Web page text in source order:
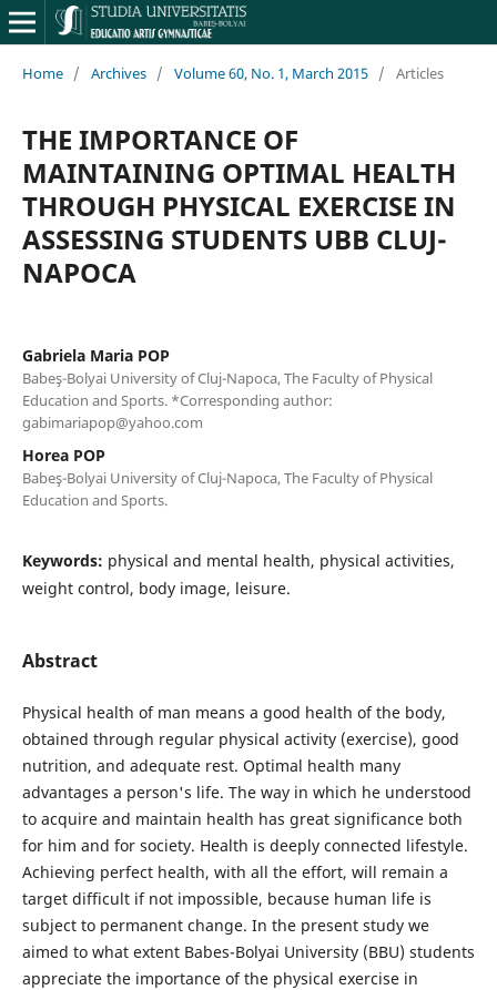
Home / Archives / Volume 60, No. 1, March 2015 / Articles
THE IMPORTANCE OF
MAINTAINING OPTIMAL HEALTH
THROUGH PHYSICAL EXERCISE IN
ASSESSING STUDENTS UBB CLUJ-
NAPOCA
Gabriela Maria POP
Babeş-Bolyai University of Cluj-Napoca, The Faculty of Physical
Education and Sports. *Corresponding author:
gabimariapop@yahoo.com
Horea POP
Babeş-Bolyai University of Cluj-Napoca, The Faculty of Physical
Education and Sports.
Keywords: physical and mental health, physical activities,
weight control, body image, leisure.
Abstract
Physical health of man means a good health of the body,
obtained through regular physical activity (exercise), good
nutrition, and adequate rest. Optimal health many
advantages a person's life. The way in which he understood
to acquire and maintain health has great significance both
for him and for society. Health is deeply connected lifestyle.
Achieving perfect health, with all the effort, will remain a
target difficult if not impossible, because human life is
subject to permanent change. In the present study we
aimed to what extent Babes-Bolyai University (BBU) students
appreciate the importance of the physical exercise in